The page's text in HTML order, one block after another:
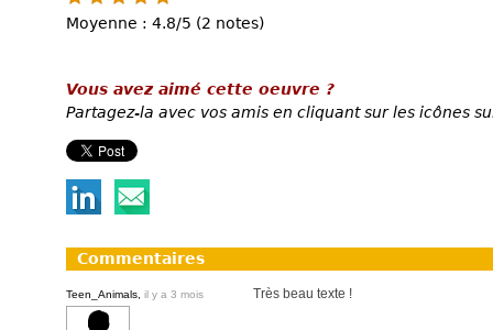
Moyenne : 4.8/5 (2 notes)
Vous avez aimé cette oeuvre ?
Partagez-la avec vos amis en cliquant sur les icônes
Commentaires
Teen_Animals, il y a 3 mois Très beau texte !